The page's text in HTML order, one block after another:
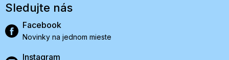
Sledujte nás
Facebook
Novinky na jednom mieste
Instagram